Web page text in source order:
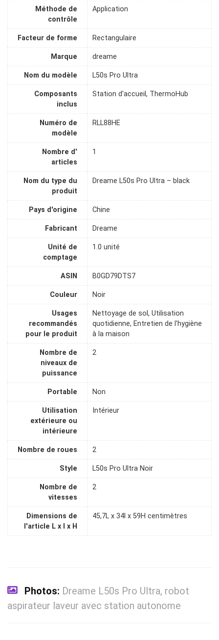
Méthode de
contrôle
Application
Facteur de forme Rectangulaire
Marque dreame
Nom du modèle L50s Pro Ultra
Composants
inclus
Station d'accueil, ThermoHub
Numéro de
modèle
RLL88HE
Nombre d'
articles
1
Nom du type du
produit
Dreame L50s Pro Ultra – black
Pays d'origine Chine
Fabricant Dreame
Unité de
comptage
1.0 unité
ASIN B0GD79DTS7
Couleur Noir
Usages
recommandés
pour le produit
Nettoyage de sol, Utilisation
quotidienne, Entretien de l'hygiène
à la maison
Nombre de
niveaux de
puissance
2
Portable Non
Utilisation
extérieure ou
intérieure
Intérieur
Nombre de roues 2
Style L50s Pro Ultra Noir
Nombre de
vitesses
2
Dimensions de
l'article L x l x H
45,7L x 34l x 59H centimètres
Photos: Dreame L50s Pro Ultra, robot
aspirateur laveur avec station autonome